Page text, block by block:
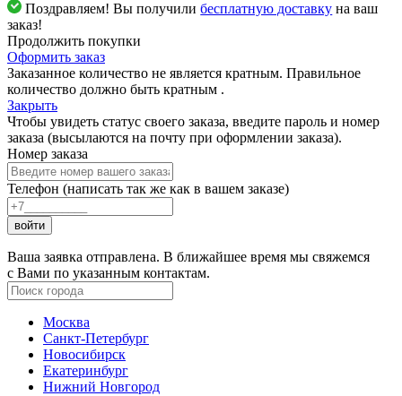
Поздравляем! Вы получилибесплатную доставку на ваш
заказ!
Продолжить покупки
Оформить заказ
Заказанное количество не является кратным. Правильное
количество должно быть кратным .
Закрыть
Чтобы увидеть статус своего заказа, введите пароль и номер
заказа (высылаются на почту при оформлении заказа).
Номер заказа
Телефон (написать так же как в вашем заказе)
войти
Ваша заявка отправлена. В ближайшее время мы свяжемся
с Вами по указанным контактам.
Москва
Санкт-Петербург
Новосибирск
Екатеринбург
Нижний Новгород